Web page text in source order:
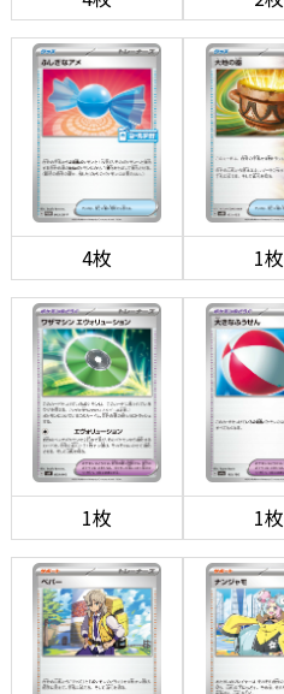
4枚 1枚
1枚 1枚